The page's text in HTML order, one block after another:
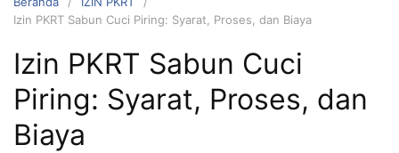
Izin PKRT Sabun Cuci Piring: Syarat, Proses, dan Biaya
Izin PKRT Sabun Cuci
Piring: Syarat, Proses, dan
Biaya